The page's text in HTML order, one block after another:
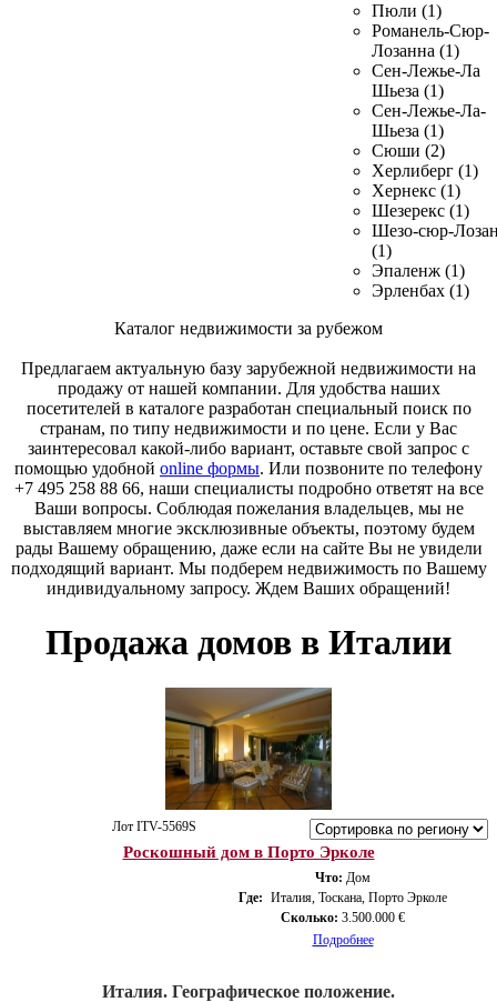
Пюли (1)
Романель-Сюр-
Лозанна (1)
Сен-Лежье-Ла
Шьеза (1)
Сен-Лежье-Ла-
Шьеза (1)
Сюши (2)
Херлиберг (1)
Хернекс (1)
Шезерекс (1)
Шезо-сюр-
(1)
Эпаленж (1)
Эрленбах (1)
Каталог недвижимости за рубежом
Предлагаем актуальную базу зарубежной недвижимости на
продажу от нашей компании. Для удобства наших
посетителей в каталоге разработан специальный поиск по
странам, по типу недвижимости и по цене. Если у Вас
заинтересовал какой-либо вариант, оставьте свой запрос с
помощью удобной online формы. Или позвоните по телефону
+7 495 258 88 66, наши специалисты подробно ответят на все
Ваши вопросы. Соблюдая пожелания владельцев, мы не
выставляем многие эксклюзивные объекты, поэтому будем
рады Вашему обращению, даже если на сайте Вы не увидели
подходящий вариант. Мы подберем недвижимость по Вашему
индивидуальному запросу. Ждем Ваших обращений!
Продажа домов в Италии
Лот ITV-5569S
Роскошный дом в Порто Эрколе
Что: Дом
Где: Италия, Тоскана, Порто Эрколе
Сколько: 3.500.000 €
Подробнее
Италия. Географическое положение.